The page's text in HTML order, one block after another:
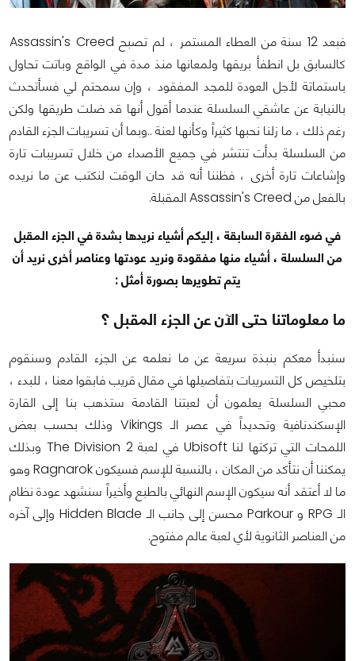
فبعد 12 سنة من العطاء المستمر ، لم تصبح Assassin's Creed
كالسابق بل انطفأ بريقها ولمعانها منذ مدة في الواقع وباتت تحاول
باستماتة لأجل العودة للمجد المفقود ، وإن سمحتم لي فسأتحدث
بالنيابة عن عاشقي السلسلة عندما أقول أنها قد ضلت طريقها ولكن
رغم ذلك ، ما زلنا نحبها كثيراً وكأنها لعنة ..وبما أن تسريبات الجزء القادم
من السلسلة بدأت تنتشر في جميع الأصداء من خلال تسريبات تارة
وإشاعات تارة أخرى ، فظننا أنه قد حان الوقت لنكتب عن ما نريده
بالفعل من Assassin's Creed المقبلة.
في ضوء الفقرة السابقة ، إليكم أشياء نريدها بشدة في الجزء المقبل
من السلسلة ، أشياء منها مفقودة ونريد عودتها وعناصر أخرى نريد أن
يتم تطويرها بصورة أمثل :
ما معلوماتنا حتى الآن عن الجزء المقبل ؟
سنبدأ معكم بنبذة سريعة عن ما نعلمه عن الجزء القادم وسنقوم
بتلخيص كل التسريبات بتفاصيلها في مقال قريب فابقوا معنا ، للبدء ،
محبي السلسلة يعلمون أن لعبتنا القادمة ستذهب بنا إلى القارة
الإسكندنافية وتحديداً في عصر الـ Vikings وذلك بحسب بعض
اللمحات التي تركتها لنا Ubisoft في لعبة The Division 2 وبذلك
يمكننا أن نتأكد من المكان ، بالنسبة للإسم فسيكون Ragnarok وهو
ما لا أعتقد أنه سيكون الإسم النهائي بالطبع وأخيراً سنشهد عودة نظام
الـ RPG و Parkour محسن إلى جانب الـ Hidden Blade وإلى آخره
من العناصر الثانوية لأي لعبة عالم مفتوح.